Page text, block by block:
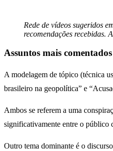
Rede de vídeos sugeridos
recomendações recebidas.
Assuntos mais comentados
A modelagem de tópico (técnica
brasileiro na geopolítica” e
Ambos se referem a uma
significativamente entre o público
Outro tema dominante é o